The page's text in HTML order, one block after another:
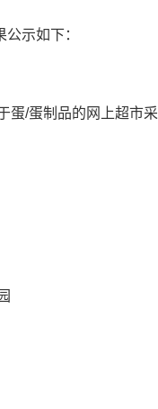
示如下：
蛋/蛋制品的网上超市